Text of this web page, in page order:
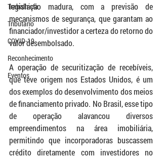
Trabalhista
Tributário
COVID-19
Reconhecimento
Eventos
legislação madura, com a previsão de
mecanismos de segurança, que garantam ao
financiador/investidor a certeza do retorno do
valor desembolsado.
A operação de securitização de recebíveis,
que teve origem nos Estados Unidos, é um
dos exemplos do desenvolvimento dos meios
de financiamento privado. No Brasil, esse tipo
de operação alavancou diversos
empreendimentos na área imobiliária,
permitindo que incorporadoras buscassem
crédito diretamente com investidores no